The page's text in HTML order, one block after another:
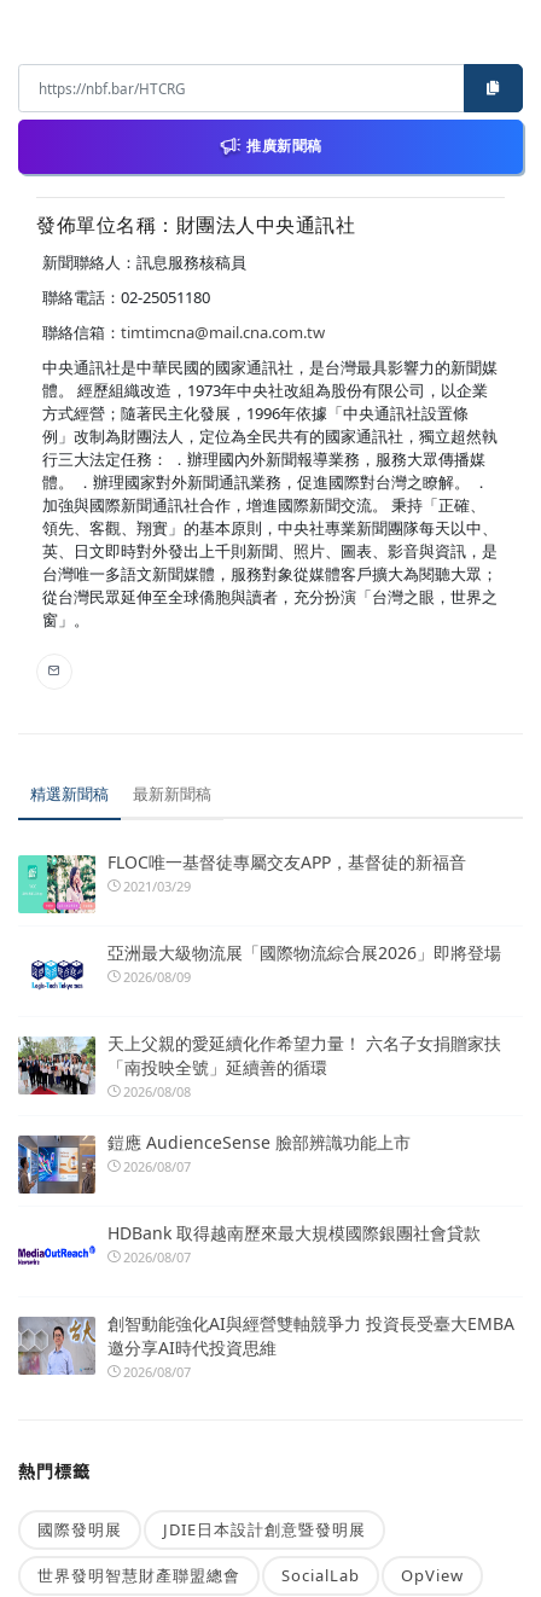
推廣新聞稿
發佈單位名稱：財團法人中央通訊社
新聞聯絡人：訊息服務核稿員
聯絡電話：02-25051180
聯絡信箱： timtimcna@mail.cna.com.tw
中央通訊社是中華民國的國家通訊社，是台灣最具影響力的新聞媒
體。 經歷組織改造，1973年中央社改組為股份有限公司，以企業
方式經營；隨著民主化發展，1996年依據「中央通訊社設置條
例」改制為財團法人，定位為全民共有的國家通訊社，獨立超然執
行三大法定任務： ．辦理國內外新聞報導業務，服務大眾傳播媒
體。 ．辦理國家對外新聞通訊業務，促進國際對台灣之瞭解。 ．
加強與國際新聞通訊社合作，增進國際新聞交流。 秉持「正確、
領先、客觀、翔實」的基本原則，中央社專業新聞團隊每天以中、
英、日文即時對外發出上千則新聞、照片、圖表、影音與資訊，是
台灣唯一多語文新聞媒體，服務對象從媒體客戶擴大為閱聽大眾；
從台灣民眾延伸至全球僑胞與讀者，充分扮演「台灣之眼，世界之
窗」。
精選新聞稿 最新新聞稿
FLOC唯一基督徒專屬交友APP，基督徒的新福音
2021/03/29
亞洲最大級物流展「國際物流綜合展2026」即將登場
2026/08/09
天上父親的愛延續化作希望力量！ 六名子女捐贈家扶
「南投映全號」延續善的循環
2026/08/08
鎧應 AudienceSense 臉部辨識功能上市
2026/08/07
HDBank 取得越南歷來最大規模國際銀團社會貸款
2026/08/07
創智動能強化AI與經營雙軸競爭力 投資長受臺大EMBA
邀分享AI時代投資思維
2026/08/07
熱門標籤
國際發明展 JDIE日本設計創意暨發明展
世界發明智慧財產聯盟總會 SocialLab OpView